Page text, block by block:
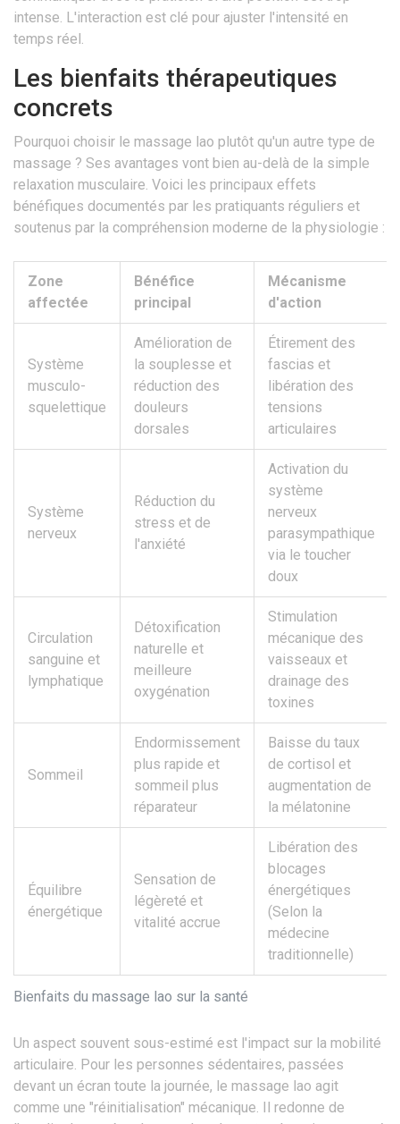
intense. L'interaction est clé pour ajuster l'intensité en
temps réel.
Les bienfaits thérapeutiques
concrets
Pourquoi choisir le massage lao plutôt qu'un autre type de
massage ? Ses avantages vont bien au-delà de la simple
relaxation musculaire. Voici les principaux effets
bénéfiques documentés par les pratiquants réguliers et
soutenus par la compréhension moderne de la physiologie :
Bienfaits du massage lao sur la santé
Zone
affectée
Bénéfice
principal
Mécanisme
d'action
Système
musculo-
squelettique
Amélioration de
la souplesse et
réduction des
douleurs
dorsales
Étirement des
fascias et
libération des
tensions
articulaires
Système
nerveux
Réduction du
stress et de
l'anxiété
Activation du
système
nerveux
parasympathique
via le toucher
doux
Circulation
sanguine et
lymphatique
Détoxification
naturelle et
meilleure
oxygénation
Stimulation
mécanique des
vaisseaux et
drainage des
toxines
Sommeil
Endormissement
plus rapide et
sommeil plus
réparateur
Baisse du taux
de cortisol et
augmentation de
la mélatonine
Équilibre
énergétique
Sensation de
légèreté et
vitalité accrue
Libération des
blocages
énergétiques
(Selon la
médecine
traditionnelle)
Un aspect souvent sous-estimé est l'impact sur la mobilité
articulaire. Pour les personnes sédentaires, passées
devant un écran toute la journée, le massage lao agit
comme une "réinitialisation" mécanique. Il redonne de